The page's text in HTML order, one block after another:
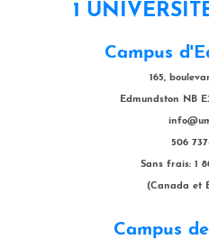
1
Campus
165,
Edmundston NB
506
Sans frais: 1
(Canada et
Campus